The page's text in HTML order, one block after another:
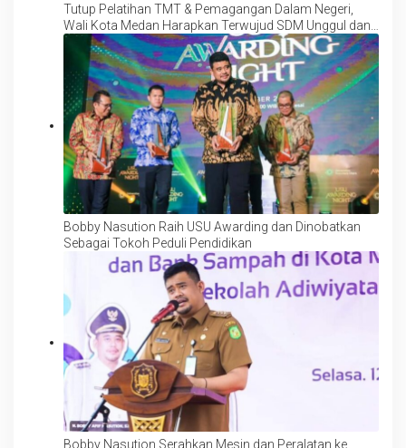
Tutup Pelatihan TMT & Pemagangan Dalam Negeri,
Wali Kota Medan Harapkan Terwujud SDM Unggul dan
Kompeten
Bobby Nasution Raih USU Awarding dan Dinobatkan
Sebagai Tokoh Peduli Pendidikan
Bobby Nasution Serahkan Mesin dan Peralatan ke